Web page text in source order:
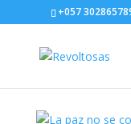
+057